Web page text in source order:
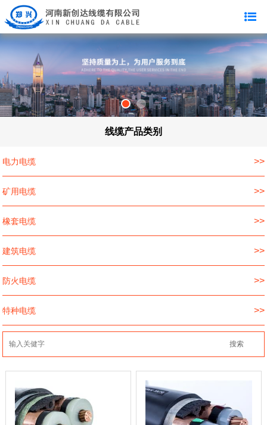
线缆产品类别
电力电缆 >>
矿用电缆 >>
橡套电缆 >>
建筑电缆 >>
防火电缆 >>
特种电缆 >>